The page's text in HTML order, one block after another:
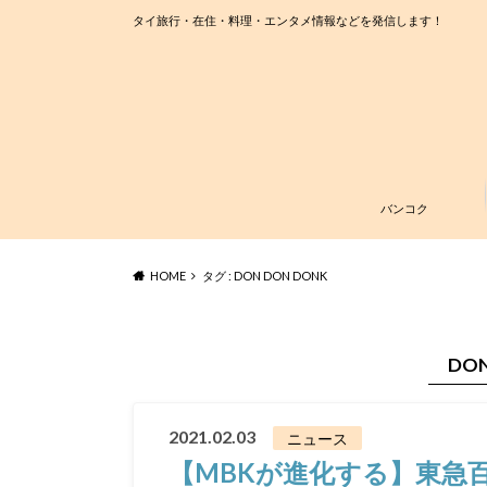
タイ旅行・在住・料理・エンタメ情報などを発信します！
バンコク
HOME タグ : DON DON DONK
2021.02.03 ニュース
【MBKが進化する】東